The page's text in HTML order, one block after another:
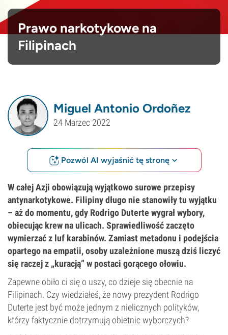
Prawo narkotykowe na
Filipinach
Miguel Antonio Ordoñez
24 Marzec 2022
Pozwól AI wyjaśnić tę stronę
W całej Azji obowiązują wyjątkowo surowe przepisy
antynarkotykowe. Filipiny długo nie stanowiły tu wyjątku
– aż do momentu, gdy Rodrigo Duterte wygrał wybory,
obiecując krew na ulicach. Sprawiedliwość zaczęto
wymierzać z luf karabinów. Zamiast metadonu i podejścia
opartego na empatii, osoby uzależnione muszą dziś liczyć
się raczej z „kuracją” w postaci gorącego ołowiu.
Zapewne obiło ci się o uszy, co dzieje się obecnie na
Filipinach. Czy wiedziałeś, że nowy prezydent Rodrigo
Duterte jest być może jednym z nielicznych polityków,
którzy faktycznie dotrzymują obietnic wyborczych?